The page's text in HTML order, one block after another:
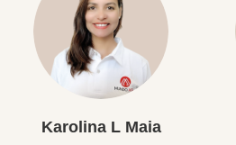
Karolina L Maia